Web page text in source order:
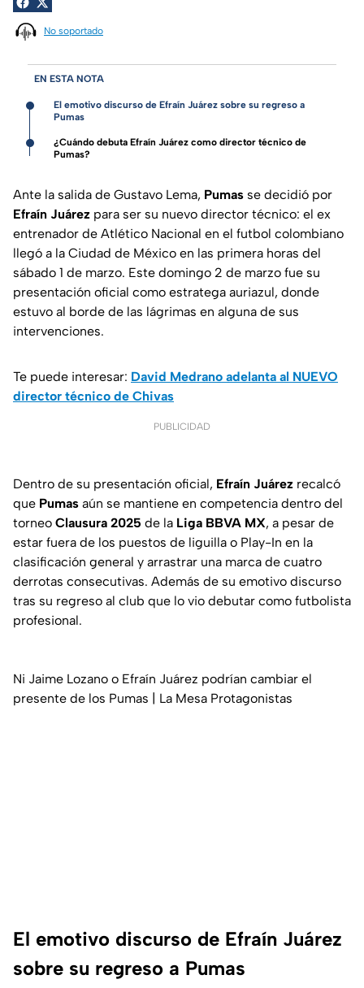
No soportado
EN ESTA NOTA
El emotivo discurso de Efraín Juárez sobre su regreso a
Pumas
¿Cuándo debuta Efraín Juárez como director técnico de
Pumas?
Ante la salida de Gustavo Lema, Pumas se decidió por
Efraín Juárez para ser su nuevo director técnico: el ex
entrenador de Atlético Nacional en el futbol colombiano
llegó a la Ciudad de México en las primera horas del
sábado 1 de marzo. Este domingo 2 de marzo fue su
presentación oficial como estratega auriazul, donde
estuvo al borde de las lágrimas en alguna de sus
intervenciones.
Te puede interesar: David Medrano adelanta al NUEVO
director técnico de Chivas
PUBLICIDAD
Dentro de su presentación oficial, Efraín Juárez recalcó
que Pumas aún se mantiene en competencia dentro del
torneo Clausura 2025 de la Liga BBVA MX, a pesar de
estar fuera de los puestos de liguilla o Play-In en la
clasificación general y arrastrar una marca de cuatro
derrotas consecutivas. Además de su emotivo discurso
tras su regreso al club que lo vio debutar como futbolista
profesional.
Ni Jaime Lozano o Efraín Juárez podrían cambiar el
presente de los Pumas | La Mesa Protagonistas
El emotivo discurso de Efraín Juárez
sobre su regreso a Pumas